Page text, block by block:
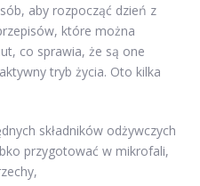
aby rozpocząć dzień z
które można
co sprawia, że są one
tryb życia. Oto kilka
składników odżywczych
przygotować w mikrofali,